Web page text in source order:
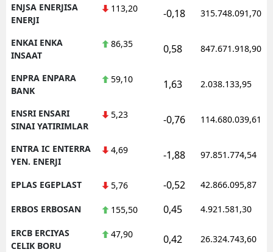
ENJSA ENERJISA
ENERJI
113,20 -0,18 315.748.091,70
ENKAI ENKA
INSAAT
86,35 0,58 847.671.918,90
ENPRA ENPARA
BANK
59,10 1,63 2.038.133,95
ENSRI ENSARI
SINAI YATIRIMLAR
5,23 -0,76 114.680.039,61
ENTRA IC ENTERRA
YEN. ENERJI
4,69 -1,88 97.851.774,54
EPLAS EGEPLAST 5,76 -0,52 42.866.095,87
ERBOS ERBOSAN 155,50 0,45 4.921.581,30
ERCB ERCIYAS
CELIK BORU
47,90 0,42 26.324.743,60